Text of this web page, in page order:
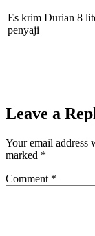
Es krim Durian 8
penyaji
Leave a
Your email address
marked *
Comment *